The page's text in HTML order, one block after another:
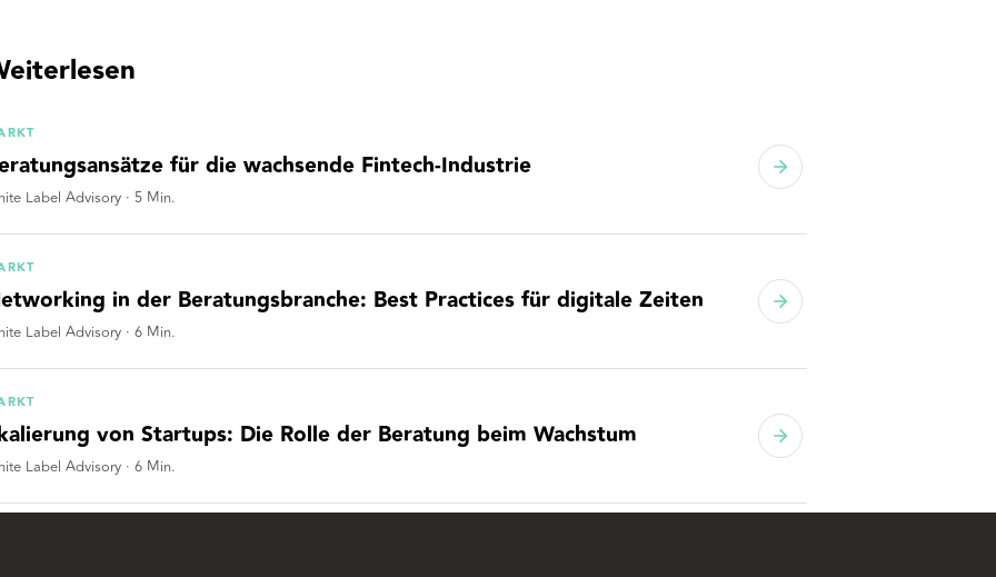
für die wachsende Fintech-Industrie
Label Advisory · 5 Min.
in der Beratungsbranche: Best Practices für digitale Zeiten
Label Advisory · 6 Min.
von Startups: Die Rolle der Beratung beim Wachstum
Label Advisory · 6 Min.